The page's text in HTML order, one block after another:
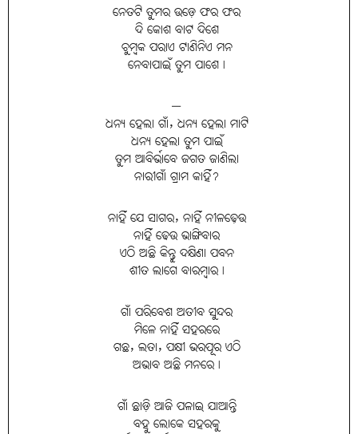
ନେତଟି ତୁମର ଉଡ଼େ ଫର ଫର
ଦି କୋଶ ବାଟ ଦିଶେ
ଚୁମ୍ବକ ପରାଏ ଟାଣିନିଏ ମନ
ନେବାପାଇଁ ତୁମ ପାଶେ।
—
ଧନ୍ୟ ହେଲା ଗାଁ, ଧନ୍ୟ ହେଲା ମାଟି
ଧନ୍ୟ ହେଲା ତୁମ ପାଇଁ
ତୁମ ଆବିର୍ଭାବେ ଜଗତ ଜାଣିଲା
ନାରୀଗାଁ ଗ୍ରାମ କାହିଁ?
ନାହିଁ ଯେ ସାଗର, ନାହିଁ ନୀଳଢ଼େଉ
ନାହିଁ ଢେଉ ଭାଙ୍ଗିବାର
ଏଠି ଅଛି କିନ୍ତୁ ଦକ୍ଷିଣା ପବନ
ଶୀତ ଲାଗେ ବାରମ୍ବାର।
ଗାଁ ପରିବେଶ ଅତୀବ ସୁନ୍ଦର
ମିଳେ ନାହିଁ ସହରରେ
ଗଛ, ଲତା, ପକ୍ଷୀ ଭରପୂର ଏଠି
ଅଭାବ ଅଛି ମନରେ।
ଗାଁ ଛାଡ଼ି ଆଜି ପଳାଇ ଯାଆନ୍ତି
ବହୁ ଲୋକେ ସହରକୁ